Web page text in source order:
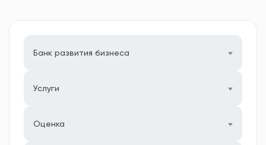
Банк развития бизнеса
Услуги
Оценка